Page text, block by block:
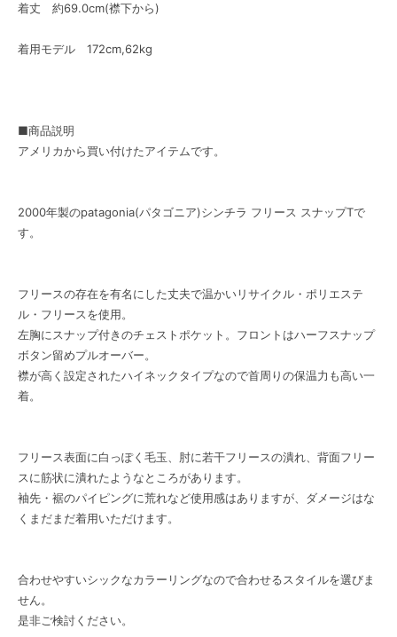
着丈 約69.0cm(襟下から)
着用モデル 172cm,62kg
■商品説明
アメリカから買い付けたアイテムです。
2000年製のpatagonia(パタゴニア)シンチラ フリース スナップTで
す。
フリースの存在を有名にした丈夫で温かいリサイクル・ポリエステ
ル・フリースを使用。
左胸にスナップ付きのチェストポケット。フロントはハーフスナップ
ボタン留めプルオーバー。
襟が高く設定されたハイネックタイプなので首周りの保温力も高い一
着。
フリース表面に白っぽく毛玉、肘に若干フリースの潰れ、背面フリー
スに筋状に潰れたようなところがあります。
袖先・裾のパイピングに荒れなど使用感はありますが、ダメージはな
くまだまだ着用いただけます。
合わせやすいシックなカラーリングなので合わせるスタイルを選びま
せん。
是非ご検討ください。